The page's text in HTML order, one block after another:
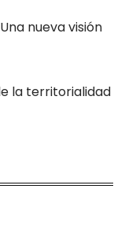
Una nueva visión
la territorialidad